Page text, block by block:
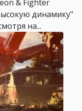
& Fighter
динамику"
на...